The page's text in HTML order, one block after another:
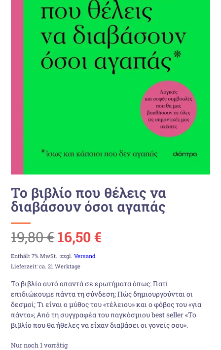
Το βιβλίο που θέλεις να
διαβάσουν όσοι αγαπάς
19,80€ Ursprünglicher
Preis
war:
19,80 €
16,50€
ist:
16,50 €.
Enthält 7% MwSt. zzgl.Versand
Lieferzeit: ca. 21 Werktage
Το βιβλίο αυτό απαντά σε ερωτήματα όπως: Γιατί
επιδιώκουμε πάντα τη σύνδεση; Πώς δημιουργούνται οι
δεσμοί; Τι είναι ο μύθος του «τέλειου» και ο φόβος του «για
πάντα»; Από τη συγγραφέα του παγκόσμιου best seller «Το
βιβλίο που θα ήθελες να είχαν διαβάσει οι γονείς σου».
Nur noch 1 vorrätig